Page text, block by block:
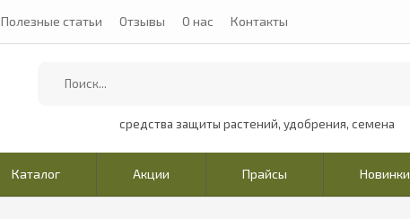
Полезные статьи Отзывы О нас Контакты
средства защиты растений, удобрения, семена
Каталог Акции Прайсы Новинки